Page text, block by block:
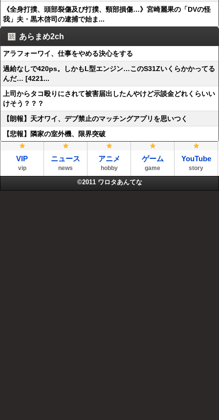
《全身打撲、頭部裂傷及び打撲、頸部損傷…》宮崎麗果の「DVの怪
我」夫・黒木啓司の逮捕で始ま...
あらまめ2ch
アラフォーワイ、仕事をやめる決心をする
過給なしで420ps。しかもL型エンジン…このS31Zいくらかかってる
んだ… [4221...
上司からタコ殴りにされて被害届出したんやけど示談金どれくらいい
けそう？？？
【朗報】天才ワイ、デブ禁止のマッチングアプリを思いつく
【悲報】隣家の室外機、限界突破
VIP
vip
ニュース
news
アニメ
hobby
ゲーム
game
YouTube
story
©2011 ワロタあんてな